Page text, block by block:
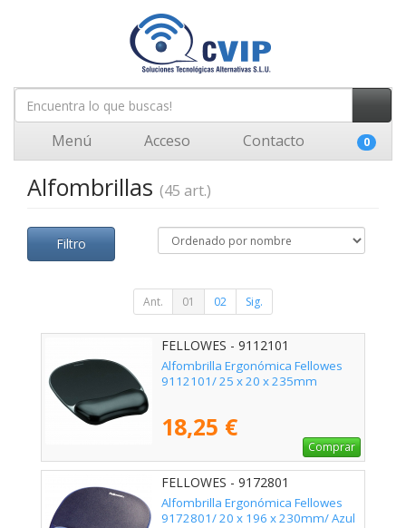
Menú Acceso Contacto 0
Alfombrillas (45 art.)
Filtro
Ant. 01 02 Sig.
FELLOWES - 9112101
Alfombrilla Ergonómica Fellowes
9112101/ 25 x 20 x 235mm
18,25 €
Comprar
FELLOWES - 9172801
Alfombrilla Ergonómica Fellowes
9172801/ 20 x 196 x 230mm/ Azul